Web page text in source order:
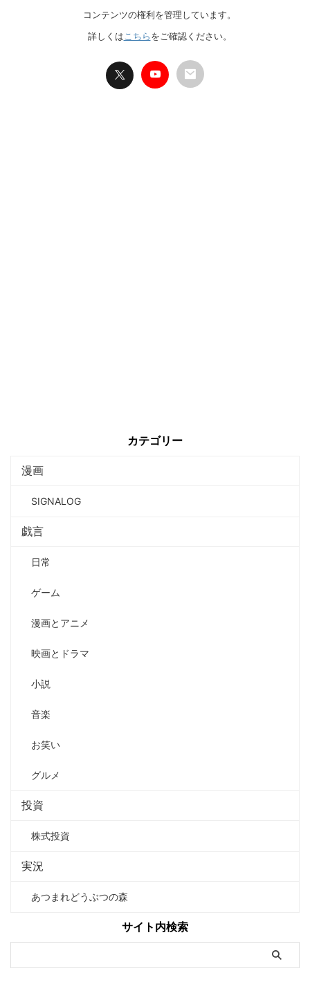
コンテンツの権利を管理しています。
詳しくはこちらをご確認ください。
カテゴリー
漫画
SIGNALOG
戯言
日常
ゲーム
漫画とアニメ
映画とドラマ
小説
音楽
お笑い
グルメ
投資
株式投資
実況
あつまれどうぶつの森
サイト内検索